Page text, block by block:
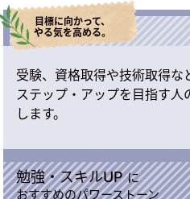
目標に向かって、
やる気を高める。
受験、資格取得や技術取得な
ステップ・アップを目指す
します。
勉強・スキルUPに
おすすめのパワーストーン